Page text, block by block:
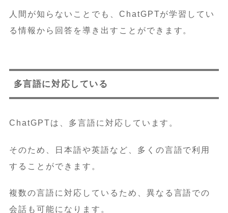
人間が知らないことでも、ChatGPTが学習してい
る情報から回答を導き出すことができます。
多言語に対応している
ChatGPTは、多言語に対応しています。
そのため、日本語や英語など、多くの言語で利用
することができます。
複数の言語に対応しているため、異なる言語での
会話も可能になります。